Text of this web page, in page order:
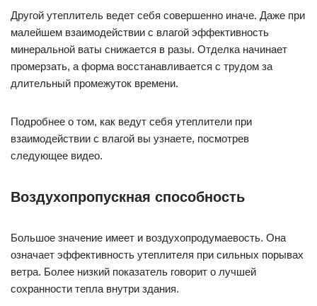
Другой утеплитель ведет себя совершенно иначе. Даже при
малейшем взаимодействии с влагой эффективность
минеральной ваты снижается в разы. Отделка начинает
промерзать, а форма восстанавливается с трудом за
длительный промежуток времени.
Подробнее о том, как ведут себя утеплители при
взаимодействии с влагой вы узнаете, посмотрев
следующее видео.
Воздухопропускная способность
Большое значение имеет и воздухопродумаевость. Она
означает эффективность утеплителя при сильных порывах
ветра. Более низкий показатель говорит о лучшей
сохранности тепла внутри здания.